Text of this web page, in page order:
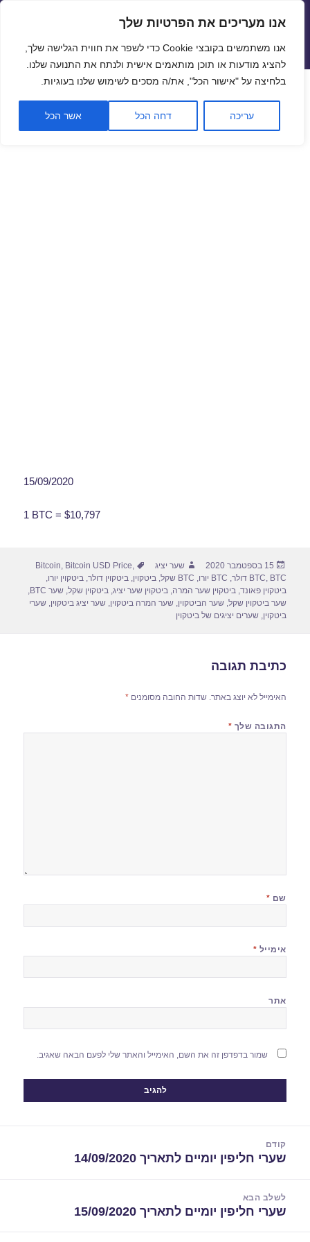
פתח
אנו מעריכים את הפרטיות שלך
אנו משתמשים בקובצי Cookie כדי לשפר את חווית הגלישה שלך,
להציג מודעות או תוכן מותאמים אישית ולנתח את התנועה שלנו.
בלחיצה על "אישור הכל", את/ה מסכים לשימוש שלנו בעוגיות.
עריכה דחה הכל אשר הכל
שערי חליפין יציגים – שער יציג
תפריטים
ווידג'טים
שער ביטקוין לתאריך 15/09/2020
15/09/2020
1 BTC = $10,797
פורסם
בתאריך
15 בספטמבר 2020 מחבר
שער יציג תגיות Bitcoin, Bitcoin USD Price,
BTC, BTC דולר , BTC יורו , BTC שקל ,ביטקוין,ביטקוין דולר,ביטקוין יורו,
ביטקוין פאונד,ביטקוין שער המרה,ביטקוין שער יציג,ביטקוין שקל,שער BTC
,
שער ביטקוין שקל,שער הביטקוין,שער המרה ביטקוין,שער יציג ביטקוין,שערי
ביטקוין,שערים יציגים של ביטקוין
כתיבת תגובה
האימייל לא יוצג באתר. שדות החובה מסומנים*
התגובה שלך *
שם *
אימייל *
אתר
שמור בדפדפן זה את השם, האימייל והאתר שלי לפעם הבאה שאגיב.
קודם
הפוסט
שערי חליפין יומיים לתאריך 14/09/2020
לשלב הבא
הפוסט
שערי חליפין יומיים לתאריך 15/09/2020